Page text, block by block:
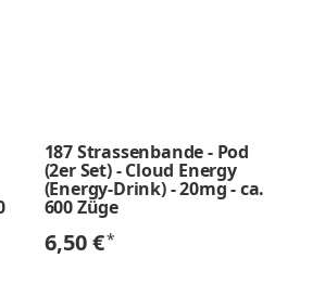
187 Strassenbande - Pod
(2er Set) - Cloud Energy
(Energy-Drink) - 20mg - ca.
600 Züge
6,50 €*